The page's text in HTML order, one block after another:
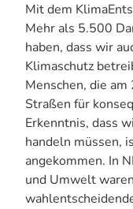
Mit dem
Mehr als 5.500
haben, dass wir
Klimaschutz
Menschen, die
Straßen für
Erkenntnis, dass
handeln müssen,
angekommen. In
und Umwelt